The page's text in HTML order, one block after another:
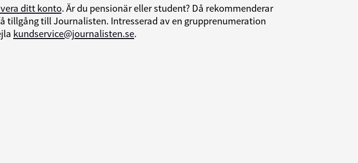
ditt konto. Är du pensionär eller student? Då rekommenderar
tillgång till Journalisten. Intresserad av en grupprenumeration
kundservice@journalisten.se.